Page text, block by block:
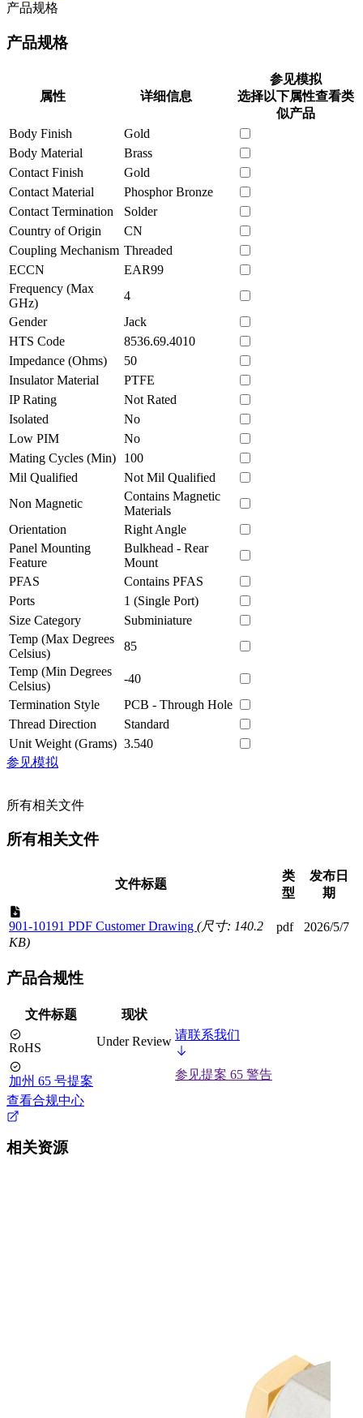
产品规格
产品规格
属性 详细信息
参见模拟
选择以下属性查看类
似产品
Body Finish
Gold
Body Material
Brass
Contact Finish
Gold
Contact Material
Phosphor Bronze
Contact Termination
Solder
Country of Origin
CN
Coupling Mechanism Threaded
ECCN
EAR99
Frequency (Max
GHz)
4
Gender
Jack
HTS Code
8536.69.4010
Impedance (Ohms)
50
Insulator Material
PTFE
IP Rating
Not Rated
Isolated
No
Low PIM
No
Mating Cycles (Min)
100
Mil Qualified
Not Mil Qualified
Non Magnetic
Contains Magnetic
Materials
Orientation
Right Angle
Panel Mounting
Feature
Bulkhead - Rear
Mount
PFAS
Contains PFAS
Ports
1 (Single Port)
Size Category
Subminiature
Temp (Max Degrees
Celsius)
85
Temp (Min Degrees
Celsius)
-40
Termination Style
PCB - Through Hole
Thread Direction
Standard
Unit Weight (Grams) 3.540
参见模拟
所有相关文件
所有相关文件
文件标题
类
型
发布日
期
901-10191 PDF Customer Drawing (尺寸: 140.2
KB)
pdf 2026/5/7
产品合规性
文件标题 现状
RoHS Under Review 请联系我们
加州 65 号提案
参见提案 65 警告
查看合规中心
相关资源